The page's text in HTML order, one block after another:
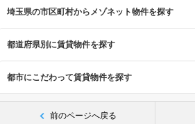
埼玉県の市区町村からメゾネット物件を探す
都道府県別に賃貸物件を探す
都市にこだわって賃貸物件を探す
前のページへ戻る